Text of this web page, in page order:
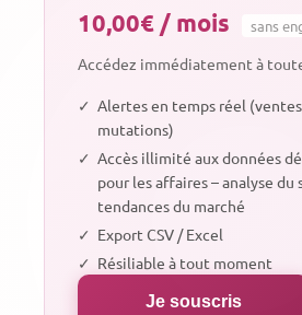
10,00€ / mois sans
Accédez immédiatement à
✓ Alertes en temps réel
mutations)
✓ Accès illimité aux données
pour les affaires – analyse du
tendances du marché
✓ Export CSV / Excel
✓ Résiliable à tout moment
Je souscris